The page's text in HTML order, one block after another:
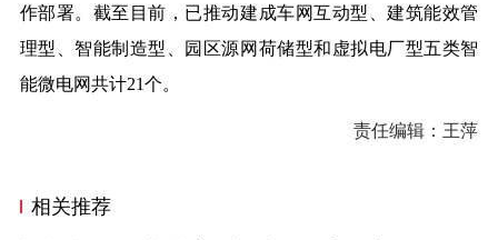
作部署。截至目前，已推动建成车网互动型、建筑能效管
理型、智能制造型、园区源网荷储型和虚拟电厂型五类智
能微电网共计21个。
责任编辑：王萍
相关推荐